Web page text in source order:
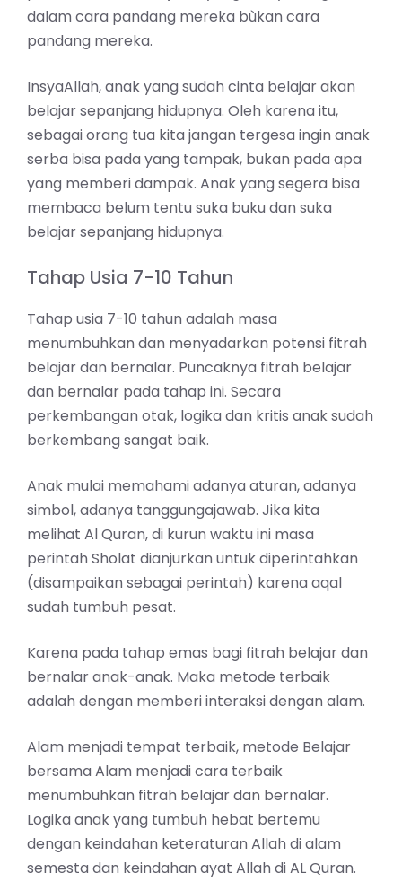
dalam cara pandang mereka bùkan cara
pandang mereka.
InsyaAllah, anak yang sudah cinta belajar akan
belajar sepanjang hidupnya. Oleh karena itu,
sebagai orang tua kita jangan tergesa ingin anak
serba bisa pada yang tampak, bukan pada apa
yang memberi dampak. Anak yang segera bisa
membaca belum tentu suka buku dan suka
belajar sepanjang hidupnya.
Tahap Usia 7-10 Tahun
Tahap usia 7-10 tahun adalah masa
menumbuhkan dan menyadarkan potensi fitrah
belajar dan bernalar. Puncaknya fitrah belajar
dan bernalar pada tahap ini. Secara
perkembangan otak, logika dan kritis anak sudah
berkembang sangat baik.
Anak mulai memahami adanya aturan, adanya
simbol, adanya tanggungajawab. Jika kita
melihat Al Quran, di kurun waktu ini masa
perintah Sholat dianjurkan untuk diperintahkan
(disampaikan sebagai perintah) karena aqal
sudah tumbuh pesat.
Karena pada tahap emas bagi fitrah belajar dan
bernalar anak-anak. Maka metode terbaik
adalah dengan memberi interaksi dengan alam.
Alam menjadi tempat terbaik, metode Belajar
bersama Alam menjadi cara terbaik
menumbuhkan fitrah belajar dan bernalar.
Logika anak yang tumbuh hebat bertemu
dengan keindahan keteraturan Allah di alam
semesta dan keindahan ayat Allah di AL Quran.